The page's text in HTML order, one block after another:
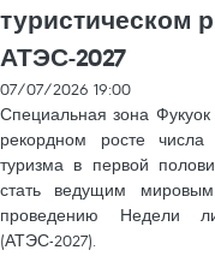
туристическом
АТЭС-2027
07/07/2026 19:00
Специальная зона
рекордном росте
туризма в первой
стать ведущим
проведению Недели
(АТЭС-2027).